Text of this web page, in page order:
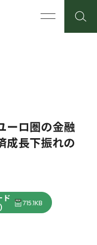
ーロ圏の金融
成長下振れの
ド
715.1KB